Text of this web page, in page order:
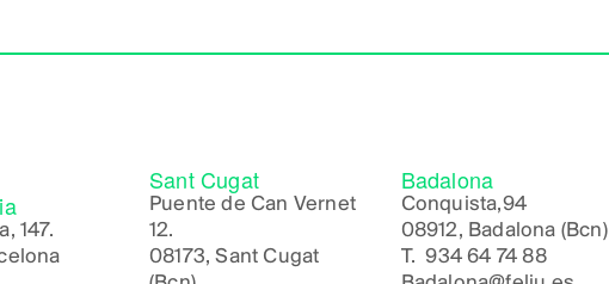
147.
Sant Cugat
Puente de Can Vernet
12.
08173, Sant Cugat
Badalona
Conquista,94
08912, Badalona (Bcn)
T.934 64 74 88